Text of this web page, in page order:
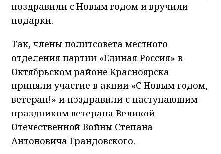
поздравили с Новым годом и вручили
подарки.
Так, члены политсовета местного
отделения партии «Единая Россия» в
Октябрьском районе Красноярска
приняли участие в акции «С Новым годом,
ветеран!» и поздравили с наступающим
праздником ветерана Великой
Отечественной Войны Степана
Антоновича Грандовского.